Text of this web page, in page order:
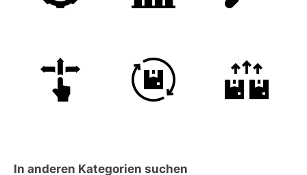
In anderen Kategorien suchen